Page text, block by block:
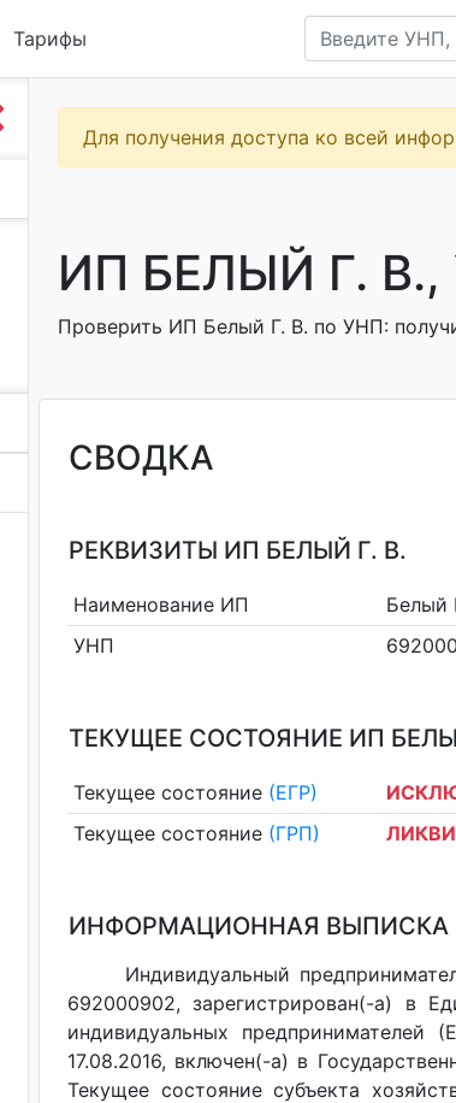
Тарифы
Для получения доступа ко всей
ИП БЕЛЫЙ Г. В.,
Проверить ИП Белый Г. В. по УНП:
СВОДКА
РЕКВИЗИТЫ ИП БЕЛЫЙ Г. В.
Наименование ИП
Белый
УНП
ТЕКУЩЕЕ СОСТОЯНИЕ ИП
Текущее состояние (ЕГР)
Текущее состояние (ГРП)
ИНФОРМАЦИОННАЯ ВЫПИСКА
Индивидуальный
692000902, зарегистрирован(-а) в
индивидуальных предпринимателей
17.08.2016, включен(-a) в
Текущее состояние субъекта